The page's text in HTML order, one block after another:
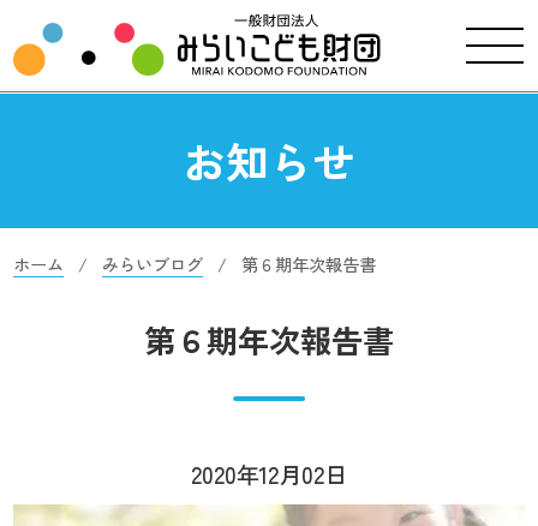
お知らせ
ホーム みらいブログ 第６期年次報告書
第６期年次報告書
2020年12月02日